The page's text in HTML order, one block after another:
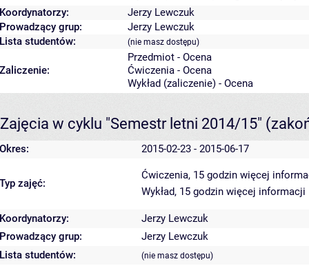
Koordynatorzy:
Jerzy Lewczuk
Prowadzący grup:
Jerzy Lewczuk
Lista studentów:
(nie masz dostępu)
Zaliczenie:
Przedmiot - Ocena
Ćwiczenia - Ocena
Wykład (zaliczenie) - Ocena
Zajęcia w cyklu "Semestr letni 2014/15"
Okres: 2015-02-23 - 2015-06-17
Typ zajęć:
Ćwiczenia, 15 godzin więcej
Wykład, 15 godzin więcej informacji
Koordynatorzy:
Jerzy Lewczuk
Prowadzący grup:
Jerzy Lewczuk
Lista studentów:
(nie masz dostępu)